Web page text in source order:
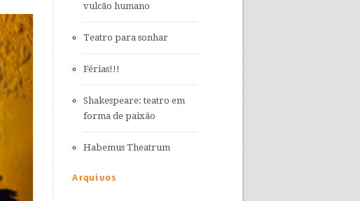
vulcão humano
Teatro para sonhar
Férias!!!
Shakespeare: teatro em
forma de paixão
Habemus Theatrum
Arquivos